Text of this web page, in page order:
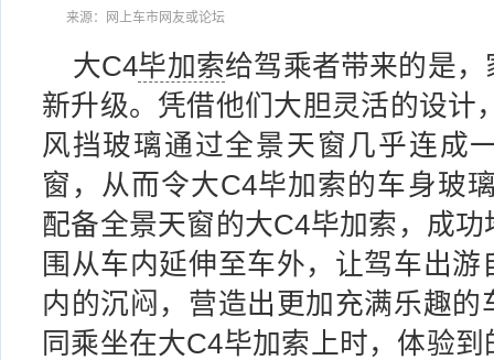
来源：网上车市网友或论坛
大C4毕加索给驾乘者带来的是
新升级。凭借他们大胆灵活的设计
风挡玻璃通过全景天窗几乎连成
窗，从而令大C4毕加索的车身玻
配备全景天窗的大C4毕加索，成
围从车内延伸至车外，让驾车出
内的沉闷，营造出更加充满乐趣
同乘坐在大C4毕加索上时，体验